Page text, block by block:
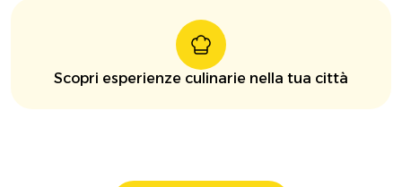
Scopri esperienze culinarie nella tua città